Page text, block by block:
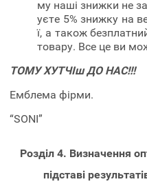
му наші знижки не
уєте 5% знижку на
ї, а також
товару. Все це ви
ТОМУ ХУТЧІш ДО НАС!!!
Емблема фірми.
“SONI”
Розділ 4. Визначення
підставі